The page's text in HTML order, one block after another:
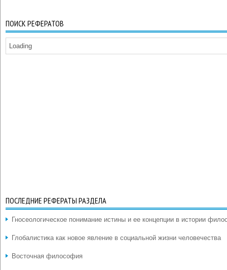
ПОИСК РЕФЕРАТОВ
Loading
ПОСЛЕДНИЕ РЕФЕРАТЫ РАЗДЕЛА
Гносеологическое понимание истины и ее концепции в истории
Глобалистика как новое явление в социальной жизни человечества
Восточная философия